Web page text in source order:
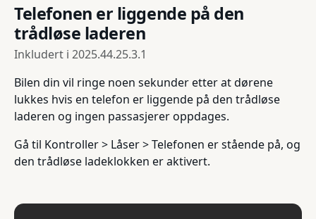
Telefonen er liggende på den
trådløse laderen
Inkludert i 2025.44.25.3.1
Bilen din vil ringe noen sekunder etter at dørene
lukkes hvis en telefon er liggende på den trådløse
laderen og ingen passasjerer oppdages.
Gå til Kontroller > Låser > Telefonen er stående på, og
den trådløse ladeklokken er aktivert.